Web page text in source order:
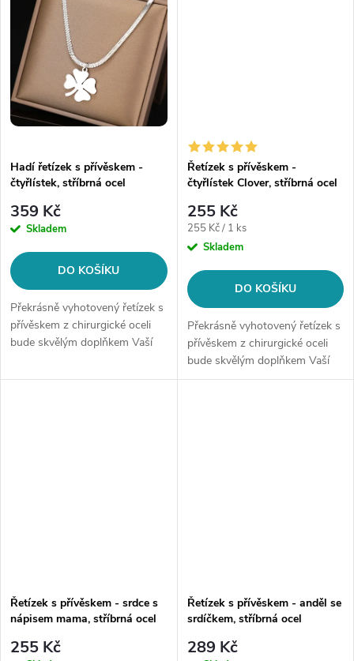
Hadí řetízek s přívěskem -
čtyřlístek, stříbrná ocel
359 Kč
Skladem
DO KOŠÍKU
Překrásně vyhotovený řetízek s
přívěskem z chirurgické oceli
bude skvělým doplňkem Vaší
chirurgická ocel 316L Délka
Řetízek s přívěskem -
čtyřlístek Clover, stříbrná ocel
255 Kč
Měrná
cena:
255 Kč / 1 ks
Skladem
DO KOŠÍKU
Překrásně vyhotovený řetízek s
přívěskem z chirurgické oceli
bude skvělým doplňkem Vaší
kolekce
Řetízek s přívěskem - srdce s
nápisem mama, stříbrná ocel
255 Kč
Řetízek s přívěskem - anděl se
srdíčkem, stříbrná ocel
289 Kč